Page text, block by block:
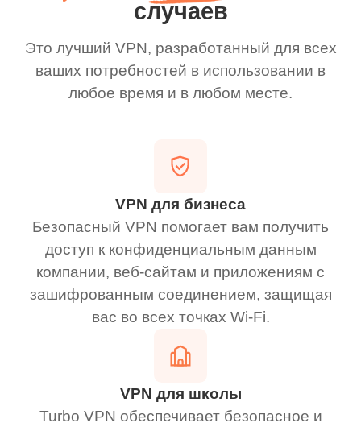
случаев
Это лучший VPN, разработанный для всех
ваших потребностей в использовании в
любое время и в любом месте.
VPN для бизнеса
Безопасный VPN помогает вам получить
доступ к конфиденциальным данным
компании, веб-сайтам и приложениям с
зашифрованным соединением, защищая
вас во всех точках Wi-Fi.
VPN для школы
Turbo VPN обеспечивает безопасное и